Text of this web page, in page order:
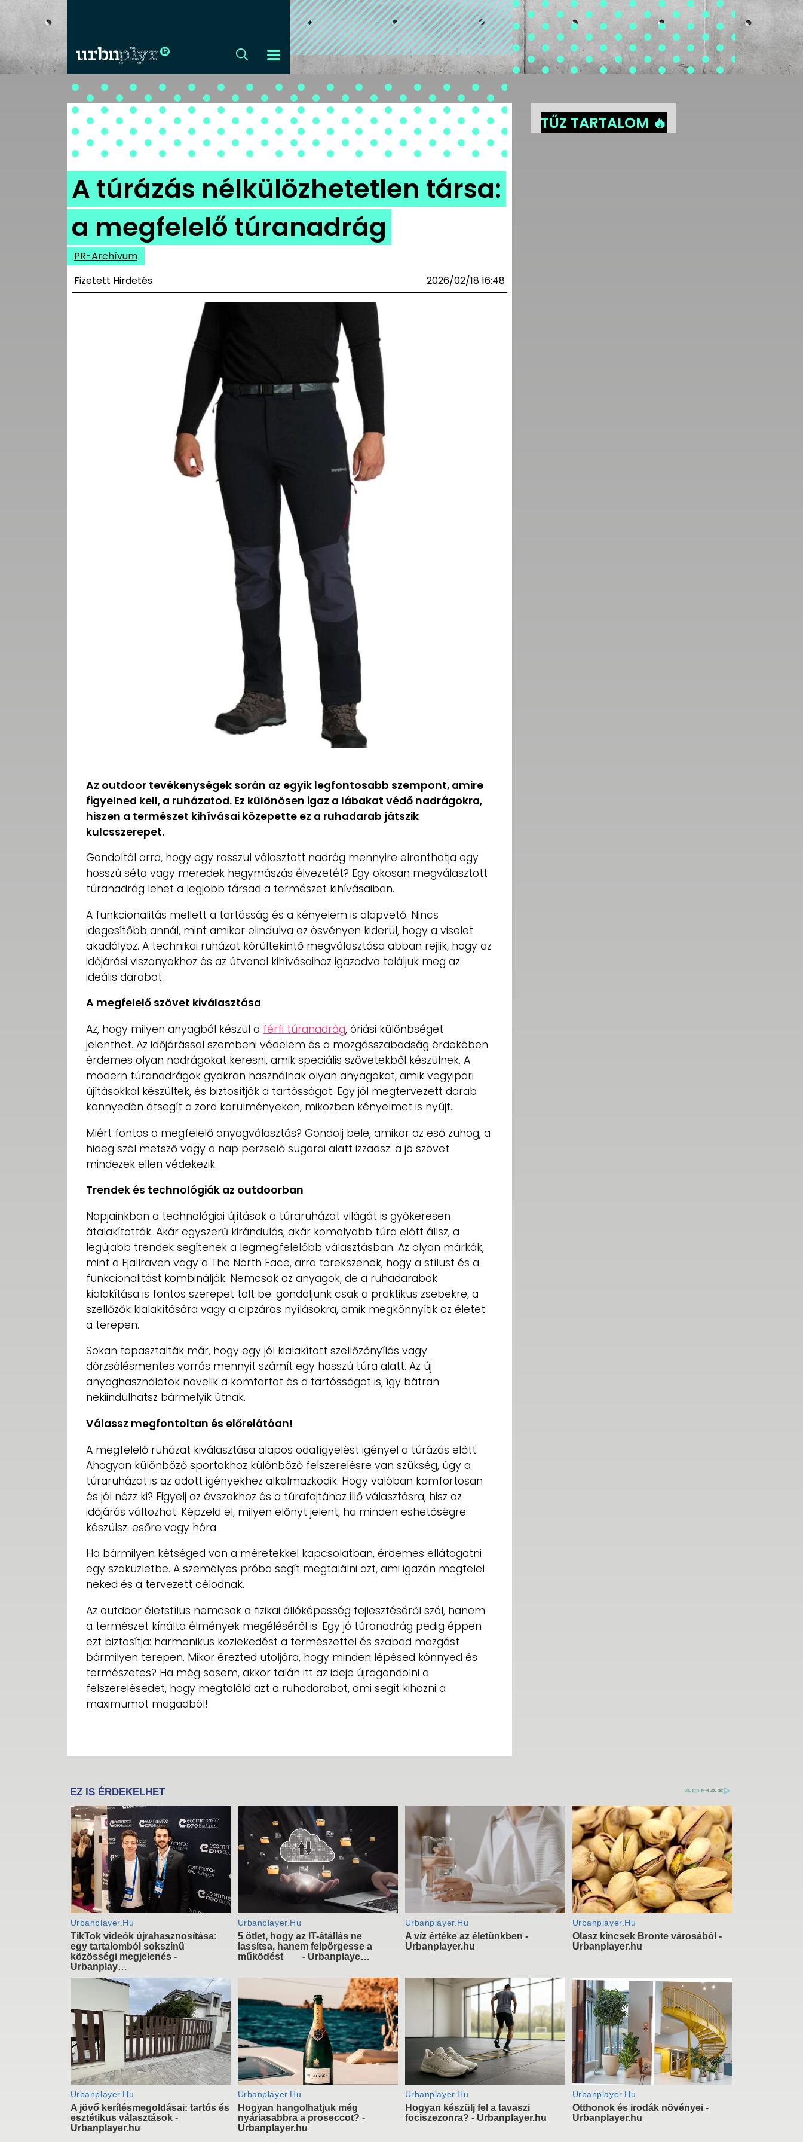
CÍMLAP
DIZÁJN
DIVAT
HIP
KULT
ZENE
MÉDIAAJÁNLAT
IMPRESSZUM
PR-ARCHÍVUM
ADATKEZELÉSI
TÁJÉKOZTATÓ
A túrázás nélkülözhetetlen társa:
a megfelelő túranadrág
PR-Archívum
Fizetett Hirdetés
2026/02/18 16:48
Az outdoor tevékenységek során az egyik legfontosabb szempont, amire
figyelned kell, a ruházatod. Ez különösen igaz a lábakat védő nadrágokra,
hiszen a természet kihívásai közepette ez a ruhadarab játszik
kulcsszerepet.
Gondoltál arra, hogy egy rosszul választott nadrág mennyire elronthatja egy
hosszú séta vagy meredek hegymászás élvezetét? Egy okosan megválasztott
túranadrág lehet a legjobb társad a természet kihívásaiban.
A funkcionalitás mellett a tartósság és a kényelem is alapvető. Nincs
idegesítőbb annál, mint amikor elindulva az ösvényen kiderül, hogy a viselet
akadályoz. A technikai ruházat körültekintő megválasztása abban rejlik, hogy az
időjárási viszonyokhoz és az útvonal kihívásaihoz igazodva találjuk meg az
ideális darabot.
A megfelelő szövet kiválasztása
Az, hogy milyen anyagból készül a férfi túranadrág, óriási különbséget
jelenthet. Az időjárással szembeni védelem és a mozgásszabadság érdekében
érdemes olyan nadrágokat keresni, amik speciális szövetekből készülnek. A
modern túranadrágok gyakran használnak olyan anyagokat, amik vegyipari
újításokkal készültek, és biztosítják a tartósságot. Egy jól megtervezett darab
könnyedén átsegít a zord körülményeken, miközben kényelmet is nyújt.
Miért fontos a megfelelő anyagválasztás? Gondolj bele, amikor az eső zuhog, a
hideg szél metsző vagy a nap perzselő sugarai alatt izzadsz: a jó szövet
mindezek ellen védekezik.
Trendek és technológiák az outdoorban
Napjainkban a technológiai újítások a túraruházat világát is gyökeresen
átalakították. Akár egyszerű kirándulás, akár komolyabb túra előtt állsz, a
legújabb trendek segítenek a legmegfelelőbb választásban. Az olyan márkák,
mint a Fjällräven vagy a The North Face, arra törekszenek, hogy a stílust és a
funkcionalitást kombinálják. Nemcsak az anyagok, de a ruhadarabok
kialakítása is fontos szerepet tölt be: gondoljunk csak a praktikus zsebekre, a
szellőzők kialakítására vagy a cipzáras nyílásokra, amik megkönnyítik az életet
a terepen.
Sokan tapasztalták már, hogy egy jól kialakított szellőzőnyílás vagy
dörzsölésmentes varrás mennyit számít egy hosszú túra alatt. Az új
anyaghasználatok növelik a komfortot és a tartósságot is, így bátran
nekiindulhatsz bármelyik útnak.
Válassz megfontoltan és előrelátóan!
A megfelelő ruházat kiválasztása alapos odafigyelést igényel a túrázás előtt.
Ahogyan különböző sportokhoz különböző felszerelésre van szükség, úgy a
túraruházat is az adott igényekhez alkalmazkodik. Hogy valóban komfortosan
és jól nézz ki? Figyelj az évszakhoz és a túrafajtához illő választásra, hisz az
időjárás változhat. Képzeld el, milyen előnyt jelent, ha minden eshetőségre
készülsz: esőre vagy hóra.
Ha bármilyen kétséged van a méretekkel kapcsolatban, érdemes ellátogatni
egy szaküzletbe. A személyes próba segít megtalálni azt, ami igazán megfelel
neked és a tervezett célodnak.
Az outdoor életstílus nemcsak a fizikai állóképesség fejlesztéséről szól, hanem
a természet kínálta élmények megéléséről is. Egy jó túranadrág pedig éppen
ezt biztosítja: harmonikus közlekedést a természettel és szabad mozgást
bármilyen terepen. Mikor érezted utoljára, hogy minden lépésed könnyed és
természetes? Ha még sosem, akkor talán itt az ideje újragondolni a
felszerelésedet, hogy megtaláld azt a ruhadarabot, ami segít kihozni a
maximumot magadból!
TŰZ TARTALOM 🔥